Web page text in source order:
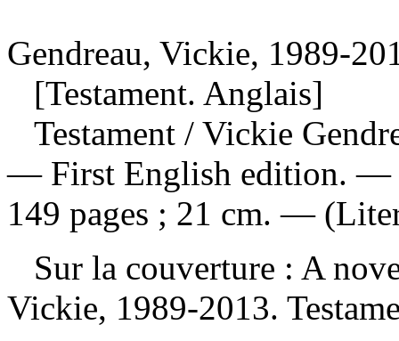
Gendreau, Vickie, 1989-
[Testament. Anglais]
Testament / Vickie
— First English edition. —
149 pages ; 21 cm. —
Sur la couverture : A
Vickie, 1989-2013.